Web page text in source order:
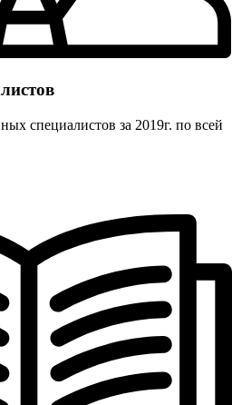
специалистов за 2019г. по всей